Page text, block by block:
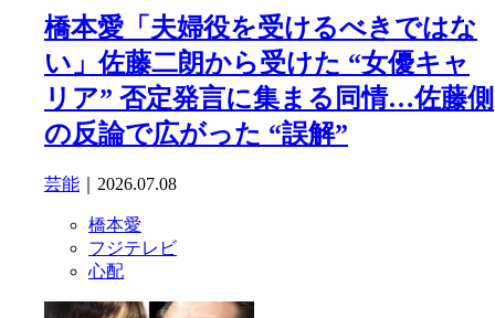
橋本愛「夫婦役を受けるべきではな
い」佐藤二朗から受けた “女優キャ
リア” 否定発言に集まる同情…佐藤側
の反論で広がった “誤解”
芸能 ｜2026.07.08
橋本愛
フジテレビ
心配